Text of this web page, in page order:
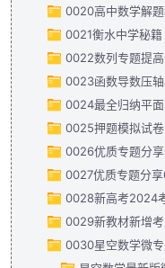
离心率的范围问
离心率的范围问
四点共面证明题
四点共面证明题
三角函数高三
三角函数高三
统计与概率专
统计与概率（纯
统计与概率（
新定义题型（
新定义题型（
新高考数学 冲
新高考数学 冲
2_高考必刷考
高中数学知识点
新高考新题型专
0020高中数学解
高中数学解题研
高中数学解题
高中数学解题
高中数学解题
高中数学解题
高中数学解题
高中数学解题
高中数学解题
高中数学解题
高中数学解题
0021衡水中学秘籍
常见不等式放缩
高考数学考前应
高中数学常用
数学公式秘籍
0022数列专题提高
数列专题提高班
数列专题提高
0023函数导数压
函数导数压轴
函数导数压轴小
0024最全归纳平
最全归纳平面
最全归纳平面
0025押题模拟试
23-24押题卷数
23-24押题卷数
23-24押题卷数
23-24押题卷数
2023－2024学
0026优质专题分
2024届新高考
2024届新高考
比大小十五种方
比大小十五种方
0027优质专题分
大题 解三角形
大题 解三角形
大题 概率统计
0028新高考2024
2024高考数学
2024合肥一中
0029新教材新增
高考数学新教材
0030星空数学微